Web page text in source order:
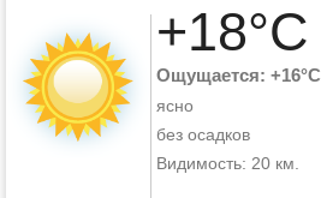
+18°C
Ощущается: +16°C
ясно
без осадков
Видимость: 20 км.